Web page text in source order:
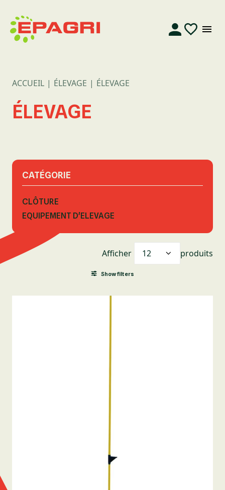
ACCUEIL ÉLEVAGE ÉLEVAGE
ÉLEVAGE
CATÉGORIE
CLÔTURE
EQUIPEMENT D'ELEVAGE
Afficher produits
Show filters